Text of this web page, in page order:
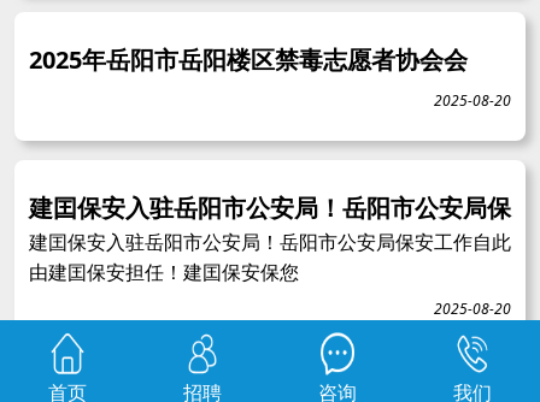
2025年岳阳市岳阳楼区禁毒志愿者协会会
2025-08-20
建囯保安入驻岳阳市公安局！岳阳市公安局保
建囯保安入驻岳阳市公安局！岳阳市公安局保安工作自此
由建囯保安担任！建囯保安保您
2025-08-20
首页 招聘 咨询 我们